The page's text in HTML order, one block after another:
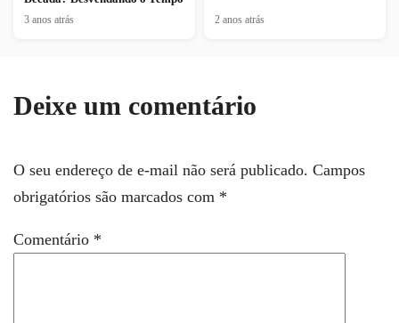
3 anos atrás 2 anos atrás
Deixe um comentário
O seu endereço de e-mail não será publicado. Campos
obrigatórios são marcados com *
Comentário *